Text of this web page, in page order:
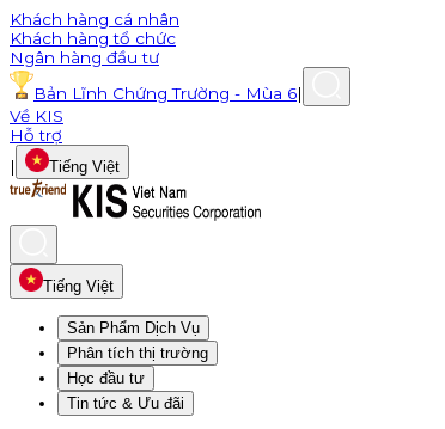
Khách hàng cá nhân
Khách hàng tổ chức
Ngân hàng đầu tư
Bản Lĩnh Chứng Trường - Mùa 6|
Về KIS
Hỗ trợ
|
Tiếng Việt
Tiếng Việt
Sản Phẩm Dịch Vụ
Phân tích thị trường
Học đầu tư
Tin tức & Ưu đãi